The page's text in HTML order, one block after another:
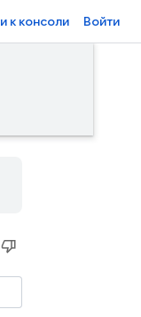
к консоли Войти